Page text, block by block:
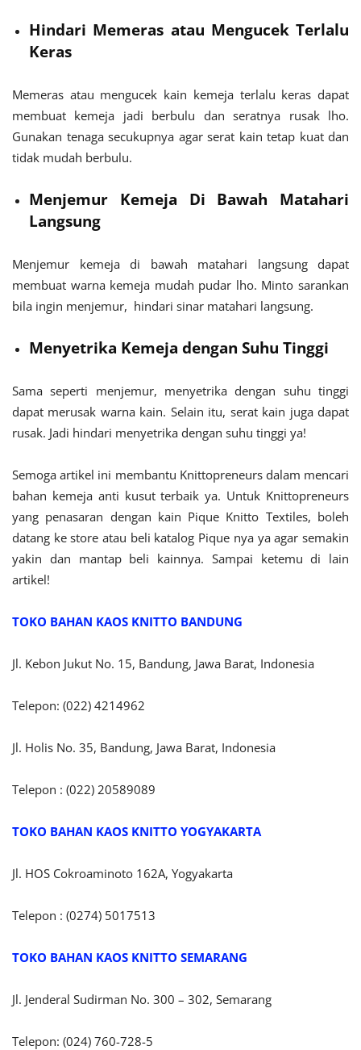
Hindari Memeras atau Mengucek Terlalu
Keras
Memeras atau mengucek kain kemeja terlalu keras dapat
membuat kemeja jadi berbulu dan seratnya rusak lho.
Gunakan tenaga secukupnya agar serat kain tetap kuat dan
tidak mudah berbulu.
Menjemur Kemeja Di Bawah Matahari
Langsung
Menjemur kemeja di bawah matahari langsung dapat
membuat warna kemeja mudah pudar lho. Minto sarankan
bila ingin menjemur, hindari sinar matahari langsung.
Menyetrika Kemeja dengan Suhu Tinggi
Sama seperti menjemur, menyetrika dengan suhu tinggi
dapat merusak warna kain. Selain itu, serat kain juga dapat
rusak. Jadi hindari menyetrika dengan suhu tinggi ya!
Semoga artikel ini membantu Knittopreneurs dalam mencari
bahan kemeja anti kusut terbaik ya. Untuk Knittopreneurs
yang penasaran dengan kain Pique Knitto Textiles, boleh
datang ke store atau beli katalog Pique nya ya agar semakin
yakin dan mantap beli kainnya. Sampai ketemu di lain
artikel!
TOKO BAHAN KAOS KNITTO BANDUNG
Jl. Kebon Jukut No. 15, Bandung, Jawa Barat, Indonesia
Telepon: (022) 4214962
Jl. Holis No. 35, Bandung, Jawa Barat, Indonesia
Telepon : (022) 20589089
TOKO BAHAN KAOS KNITTO YOGYAKARTA
Jl. HOS Cokroaminoto 162A, Yogyakarta
Telepon : (0274) 5017513
TOKO BAHAN KAOS KNITTO SEMARANG
Jl. Jenderal Sudirman No. 300 – 302, Semarang
Telepon: (024) 760-728-5